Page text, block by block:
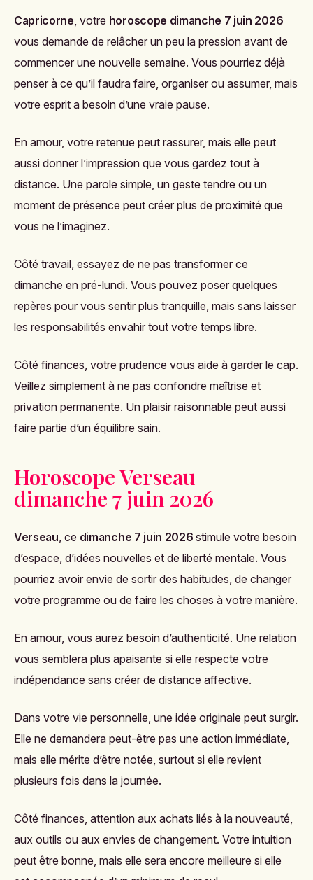
Capricorne, votre horoscope dimanche 7 juin 2026
vous demande de relâcher un peu la pression avant de
commencer une nouvelle semaine. Vous pourriez déjà
penser à ce qu’il faudra faire, organiser ou assumer, mais
votre esprit a besoin d’une vraie pause.
En amour, votre retenue peut rassurer, mais elle peut
aussi donner l’impression que vous gardez tout à
distance. Une parole simple, un geste tendre ou un
moment de présence peut créer plus de proximité que
vous ne l’imaginez.
Côté travail, essayez de ne pas transformer ce
dimanche en pré-lundi. Vous pouvez poser quelques
repères pour vous sentir plus tranquille, mais sans laisser
les responsabilités envahir tout votre temps libre.
Côté finances, votre prudence vous aide à garder le cap.
Veillez simplement à ne pas confondre maîtrise et
privation permanente. Un plaisir raisonnable peut aussi
faire partie d’un équilibre sain.
Horoscope Verseau
dimanche 7 juin 2026
Verseau, ce dimanche 7 juin 2026 stimule votre besoin
d’espace, d’idées nouvelles et de liberté mentale. Vous
pourriez avoir envie de sortir des habitudes, de changer
votre programme ou de faire les choses à votre manière.
En amour, vous aurez besoin d’authenticité. Une relation
vous semblera plus apaisante si elle respecte votre
indépendance sans créer de distance affective.
Dans votre vie personnelle, une idée originale peut surgir.
Elle ne demandera peut-être pas une action immédiate,
mais elle mérite d’être notée, surtout si elle revient
plusieurs fois dans la journée.
Côté finances, attention aux achats liés à la nouveauté,
aux outils ou aux envies de changement. Votre intuition
peut être bonne, mais elle sera encore meilleure si elle